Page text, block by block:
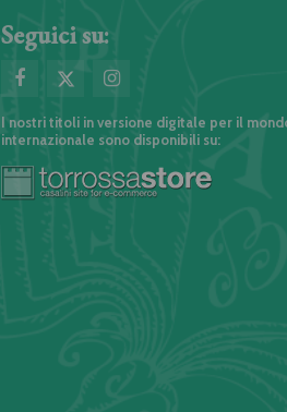
Seguici su:
I nostri titoli in versione digitale per il
internazionale sono disponibili su: